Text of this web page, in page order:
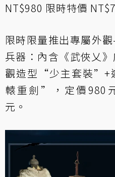
NT$980 限時特價
限時限量推出專屬外
兵器：內含《武俠乂
觀造型“少主套裝”+
轅重劍”，定價980
元。